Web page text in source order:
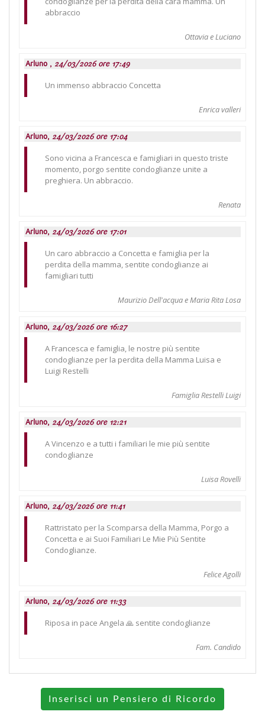
abbraccio
Ottavia e Luciano
Arluno , 24/03/2026 ore 17:49
Un immenso abbraccio Concetta
Enrica valleri
Arluno, 24/03/2026 ore 17:04
Sono vicina a Francesca e famigliari in questo triste
momento, porgo sentite condoglianze unite a
preghiera. Un abbraccio.
Renata
Arluno, 24/03/2026 ore 17:01
Un caro abbraccio a Concetta e famiglia per la
perdita della mamma, sentite condoglianze ai
famigliari tutti
Maurizio Dell'acqua e Maria Rita Losa
Arluno, 24/03/2026 ore 16:27
A Francesca e famiglia, le nostre più sentite
condoglianze per la perdita della Mamma Luisa e
Luigi Restelli
Famiglia Restelli Luigi
Arluno, 24/03/2026 ore 12:21
A Vincenzo e a tutti i familiari le mie più sentite
condoglianze
Luisa Rovelli
Arluno, 24/03/2026 ore 11:41
Rattristato per la Scomparsa della Mamma, Porgo a
Concetta e ai Suoi Familiari Le Mie Più Sentite
Condoglianze.
Felice Agolli
Arluno, 24/03/2026 ore 11:33
Riposa in pace Angela 🙏 sentite condoglianze
Fam. Candido
Inserisci un Pensiero di Ricordo